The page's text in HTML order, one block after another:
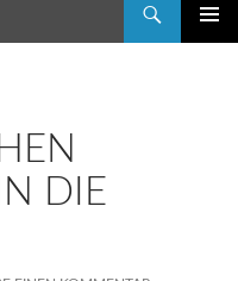
DIE